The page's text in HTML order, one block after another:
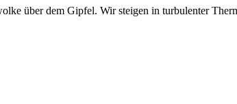
über dem Gipfel. Wir steigen in turbulenter